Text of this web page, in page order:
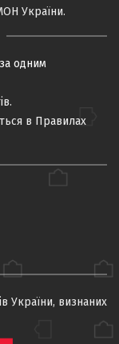
України.
одним
.
в Правилах
України, визнаних